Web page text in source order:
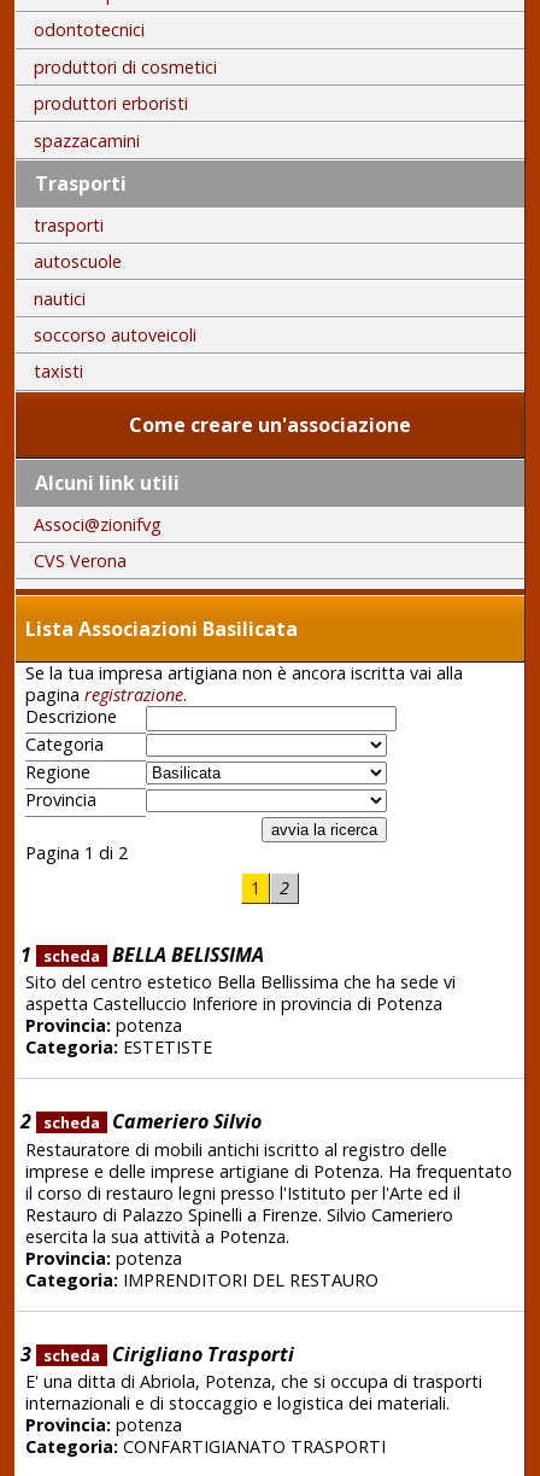
odontotecnici
produttori di cosmetici
produttori erboristi
spazzacamini
Trasporti
trasporti
autoscuole
nautici
soccorso autoveicoli
taxisti
Come creare un'associazione
Alcuni link utili
Associ@zionifvg
CVS Verona
Lista Associazioni Basilicata
Se la tua impresa artigiana non è ancora iscritta vai alla
pagina registrazione.
Descrizione
Categoria
Regione
Provincia
Pagina 1 di 2
1
2
1 scheda BELLA BELISSIMA
Sito del centro estetico Bella Bellissima che ha sede vi
aspetta Castelluccio Inferiore in provincia di Potenza
Provincia:potenza
Categoria:ESTETISTE
2 scheda Cameriero Silvio
Restauratore di mobili antichi iscritto al registro delle
imprese e delle imprese artigiane di Potenza. Ha frequentato
il corso di restauro legni presso l'Istituto per l'Arte ed il
Restauro di Palazzo Spinelli a Firenze. Silvio Cameriero
esercita la sua attività a Potenza.
Provincia:potenza
Categoria:IMPRENDITORI DEL RESTAURO
3 scheda Cirigliano Trasporti
E' una ditta di Abriola, Potenza, che si occupa di trasporti
internazionali e di stoccaggio e logistica dei materiali.
Provincia:potenza
Categoria:CONFARTIGIANATO TRASPORTI